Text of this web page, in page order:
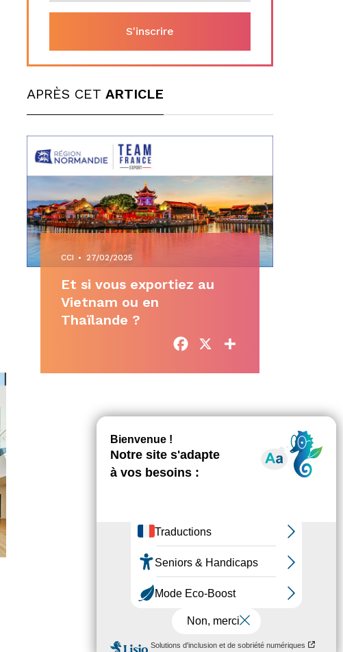
APRÈS CET ARTICLE
CCI • 27/02/2025
Et si vous exportiez au
Vietnam ou en
Thaïlande ?
Facebook